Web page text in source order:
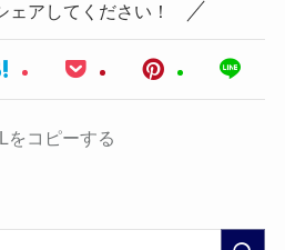
ェアしてください！
をコピーする